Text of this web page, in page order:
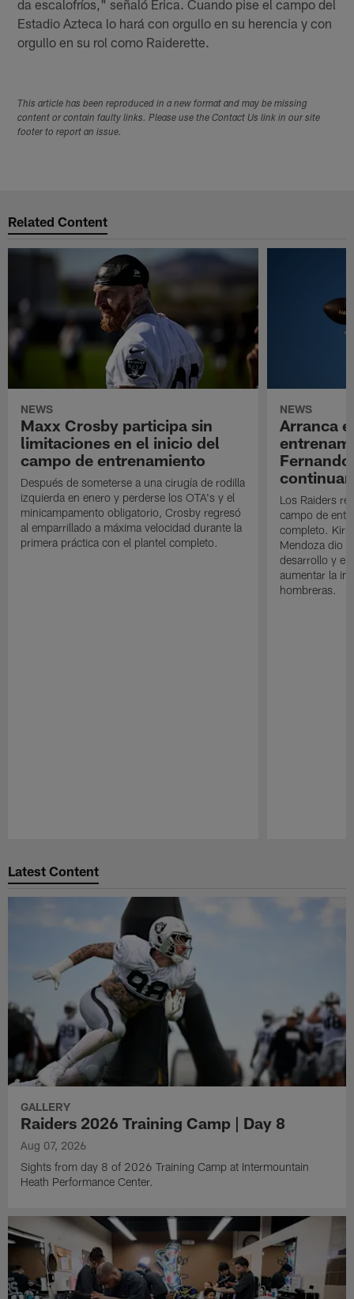
da escalofríos," señaló Erica. Cuando pise el campo del
Estadio Azteca lo hará con orgullo en su herencia y con
orgullo en su rol como Raiderette.
This article has been reproduced in a new format and may be missing
content or contain faulty links. Please use the Contact Us link in our site
footer to report an issue.
Related Content
NEWS
Maxx Crosby participa sin
limitaciones en el inicio del
campo de entrenamiento
Después de someterse a una cirugía de rodilla
izquierda en enero y perderse los OTA's y el
minicampamento obligatorio, Crosby regresó
al emparrillado a máxima velocidad durante la
primera práctica con el plantel completo.
NEWS
Arranca
Los Raiders
campo de
completo. Kirk
Mendoza dio
desarrollo y el
aumentar la
hombreras.
Latest Content
GALLERY
Raiders 2026 Training Camp | Day 8
Aug 07, 2026
Sights from day 8 of 2026 Training Camp at Intermountain
Heath Performance Center.